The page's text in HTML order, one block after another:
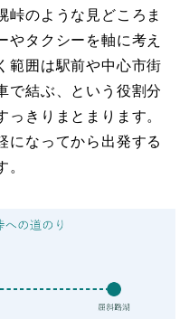
峠のような見どころま
やタクシーを軸に考え
範囲は駅前や中心市街
で結ぶ、という役割分
きりまとまります。
になってから出発する
。